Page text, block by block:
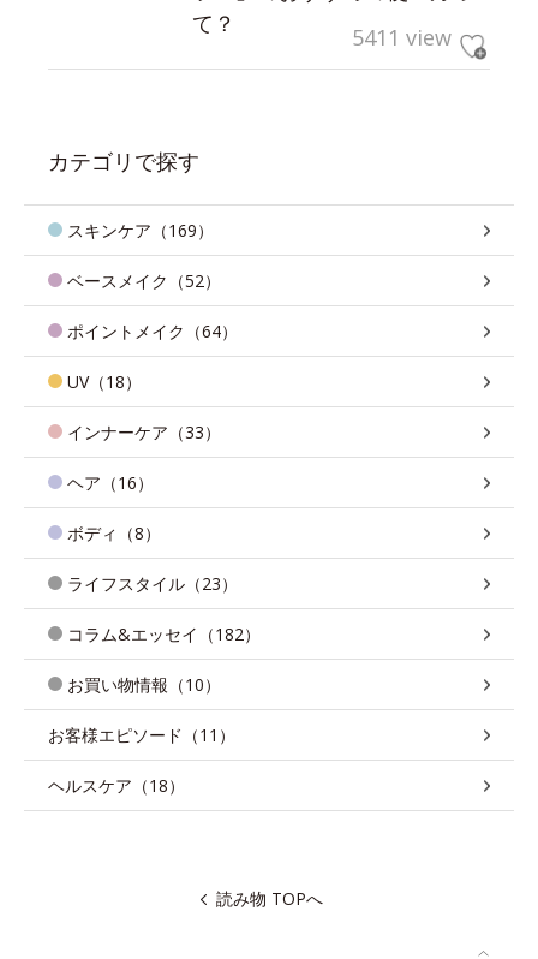
て？
5411 view
カテゴリで探す
スキンケア（169）
ベースメイク（52）
ポイントメイク（64）
UV（18）
インナーケア（33）
ヘア（16）
ボディ（8）
ライフスタイル（23）
コラム&エッセイ（182）
お買い物情報（10）
お客様エピソード（11）
ヘルスケア（18）
読み物 TOPへ